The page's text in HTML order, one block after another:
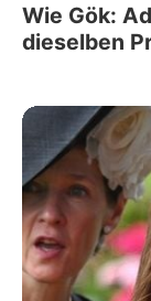
Wie Gök:
dieselben